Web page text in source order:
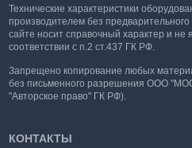
Технические характеристики
производителем без
сайте носит справочный характер и не
соответствии с п.2 ст.437 ГК РФ.
Запрещено копирование любых
без письменного разрешения ООО
"Авторское право" ГК РФ).
КОНТАКТЫ